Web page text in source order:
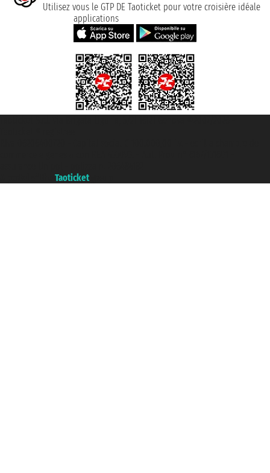
Utilisez vous le GTP DE Taoticket pour votre croisière idéale
applications
Taoticket